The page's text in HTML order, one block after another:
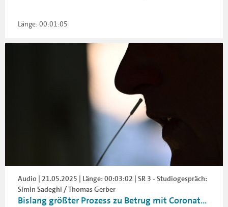
Länge: 00:01:05
Audio | 21.05.2025 | Länge: 00:03:02 | SR 3 - Studiogespräch:
Simin Sadeghi / Thomas Gerber
Bislang größter Prozess zu Betrug mit Coronat...